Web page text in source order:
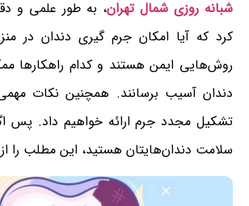
شبانه روزی شمال تهران، به طور علمی و
کرد که آیا امکان جرم گیری دندان در
روش‌هایی ایمن هستند و کدام راهکارها
دندان آسیب برسانند. همچنین نکات
تشکیل مجدد جرم ارائه خواهیم داد. پس
سلامت دندان‌هایتان هستید، این مطلب را